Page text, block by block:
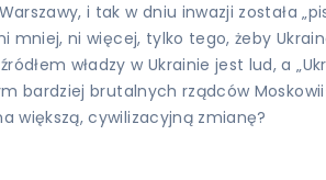
i tak w dniu inwazji została
mniej, ni więcej, tylko tego, żeby
władzy w Ukrainie jest lud, a
bardziej brutalnych rządców
większą, cywilizacyjną zmianę?